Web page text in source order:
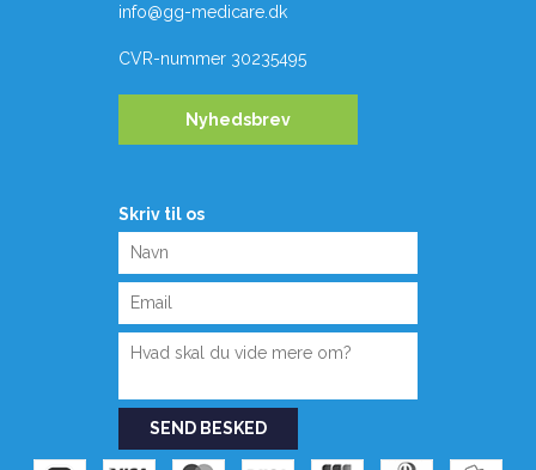
info@gg-medicare.dk
CVR-nummer 30235495
Nyhedsbrev
Skriv til os